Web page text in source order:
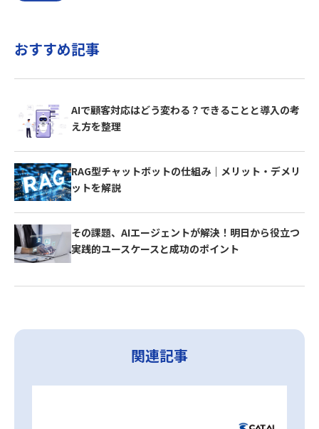
おすすめ記事
AIで顧客対応はどう変わる？できることと導入の考
え方を整理
RAG型チャットボットの仕組み｜メリット・デメリ
ットを解説
その課題、AIエージェントが解決！明日から役立つ
実践的ユースケースと成功のポイント
関連記事